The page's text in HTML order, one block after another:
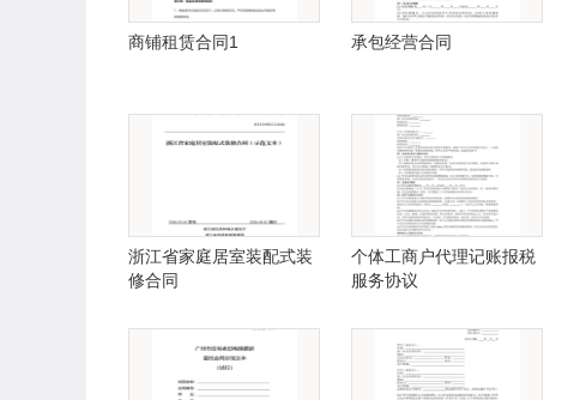
商铺租赁合同1 承包经营合同
浙江省家庭居室装配式装
修合同
个体工商户代理记账报税
服务协议